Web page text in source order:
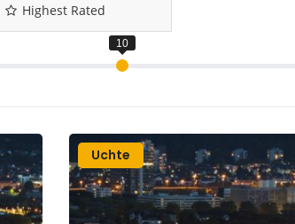
Highest Rated
Uchte